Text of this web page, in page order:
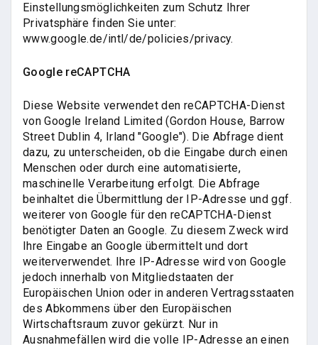
Einstellungsmöglichkeiten zum Schutz Ihrer
Privatsphäre finden Sie unter:
www.google.de/intl/de/policies/privacy.
Google reCAPTCHA
Diese Website verwendet den reCAPTCHA-Dienst
von Google Ireland Limited (Gordon House, Barrow
Street Dublin 4, Irland "Google"). Die Abfrage dient
dazu, zu unterscheiden, ob die Eingabe durch einen
Menschen oder durch eine automatisierte,
maschinelle Verarbeitung erfolgt. Die Abfrage
beinhaltet die Übermittlung der IP-Adresse und ggf.
weiterer von Google für den reCAPTCHA-Dienst
benötigter Daten an Google. Zu diesem Zweck wird
Ihre Eingabe an Google übermittelt und dort
weiterverwendet. Ihre IP-Adresse wird von Google
jedoch innerhalb von Mitgliedstaaten der
Europäischen Union oder in anderen Vertragsstaaten
des Abkommens über den Europäischen
Wirtschaftsraum zuvor gekürzt. Nur in
Ausnahmefällen wird die volle IP-Adresse an einen